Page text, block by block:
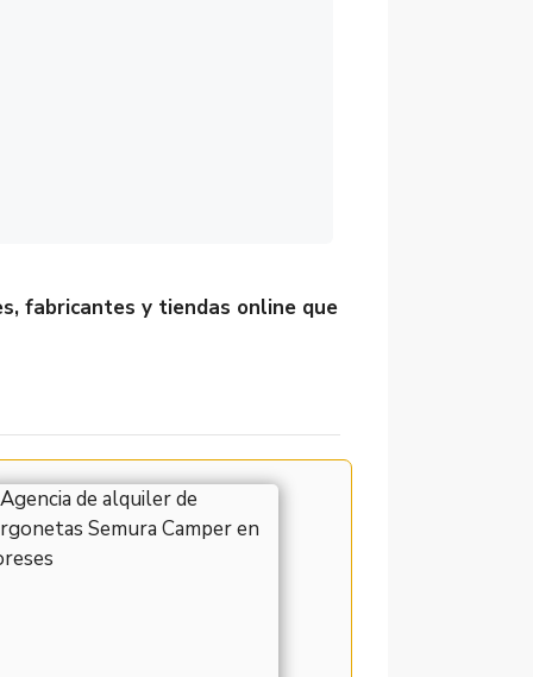
fabricantes y tiendas online que